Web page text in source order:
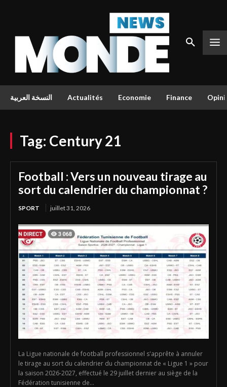
النسخة العربية Actualités Economie Finance
Tag: Century 21
Football : Vers un nouveau tirage au
sort du calendrier du championnat ?
SPORT juillet 31, 2026
La Ligue nationale de football professionnel s'apprête à annuler
le tirage au sort du calendrier du championnat de « Ligue 1 » pour
la saison 2026-2027, effectué le 29 juillet dernier au siège de la
Fédération tunisienne de...